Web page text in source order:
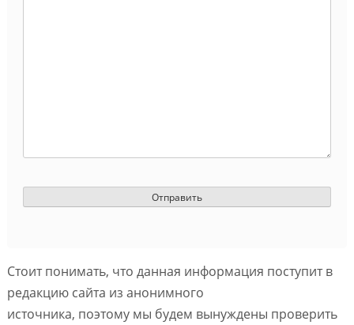
Стоит понимать, что данная информация поступит в
редакцию сайта из анонимного
источника, поэтому мы будем вынуждены проверить